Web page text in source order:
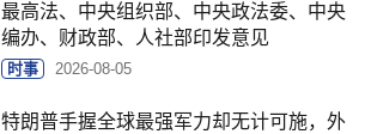
最高法、中央组织部、中央政法委、中央
编办、财政部、人社部印发意见
时事 2026-08-05
特朗普手握全球最强军力却无计可施，外